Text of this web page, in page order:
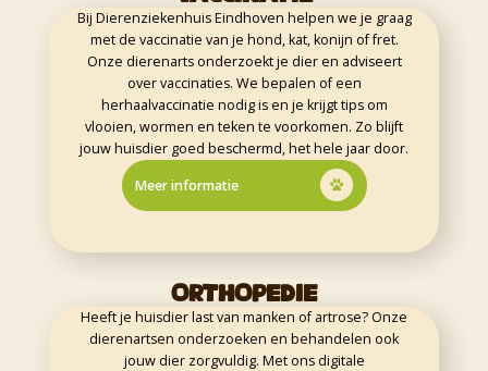
Bij Dierenziekenhuis Eindhoven helpen we je graag
met de vaccinatie van je hond, kat, konijn of fret.
Onze dierenarts onderzoekt je dier en adviseert
over vaccinaties. We bepalen of een
herhaalvaccinatie nodig is en je krijgt tips om
vlooien, wormen en teken te voorkomen. Zo blijft
jouw huisdier goed beschermd, het hele jaar door.
Meer informatie
ORTHOPEDIE
Heeft je huisdier last van manken of artrose? Onze
dierenartsen onderzoeken en behandelen ook
jouw dier zorgvuldig. Met ons digitale